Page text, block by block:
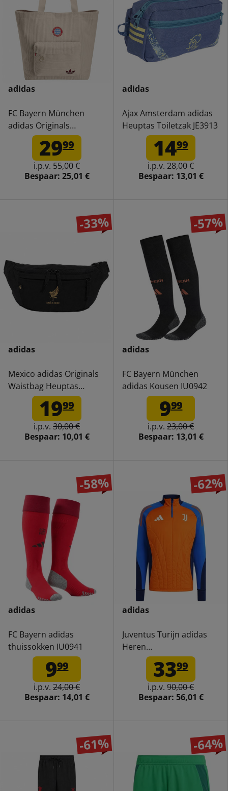
adidas
FC Bayern München
adidas Originals
Draagtas Tas JF8346
2999
i.p.v. 55,00 €
Bespaar: 25,01 €
adidas
Ajax Amsterdam adidas
Heuptas Toiletzak JE3913
1499
i.p.v. 28,00 €
Bespaar: 13,01 €
-33%
adidas
Mexico adidas Originals
Waistbag Heuptas
JC5842 1999
i.p.v. 30,00 €
Bespaar: 10,01 €
-57%
adidas
FC Bayern München
adidas Kousen IU0942
999
i.p.v. 23,00 €
Bespaar: 13,01 €
-58%
adidas
FC Bayern adidas
thuissokken IU0941
999
i.p.v. 24,00 €
Bespaar: 14,01 €
-62%
adidas
Juventus Turijn adidas
Heren
Trainingssweatshirt
3399
i.p.v. 90,00 €
Bespaar: 56,01 €
-61% -64%